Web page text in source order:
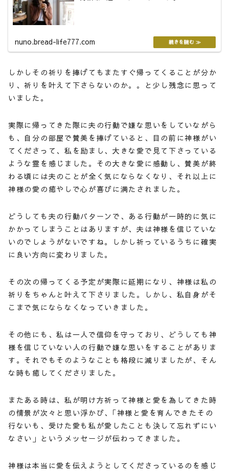
nuno.bread-life777.com
しかしその祈りを捧げてもまたすぐ帰ってくることが分か
り、祈りを叶えて下さらないのか。。と少し残念に思って
いました。
実際に帰ってきた際に夫の行動で嫌な思いをしていながら
も、自分の部屋で賛美を捧げていると、目の前に神様がい
てくださって、私を励まし、大きな愛で見て下さっている
ような霊を感じました。その大きな愛に感動し、賛美が終
わる頃には夫のことが全く気にならなくなり、それ以上に
神様の愛の癒やしで心が喜びに満たされました。
どうしても夫の行動パターンで、ある行動が一時的に気に
かかってしまうことはありますが、夫は神様を信じていな
いのでしょうがないですね。しかし祈っているうちに確実
に良い方向に変わりました。
その次の帰ってくる予定が実際に延期になり、神様は私の
祈りをちゃんと叶えて下さりました。しかし、私自身がそ
こまで気にならなくなっていきました。
その他にも、私は一人で信仰を守っており、どうしても神
様を信じていない人の行動で嫌な思いをすることがありま
す。それでもそのようなことも格段に減りましたが、そん
な時も癒してくださりました。
またある時は、私が明け方祈って神様と愛を為してきた時
の情景が次々と思い浮かび、｢神様と愛を育んできたその
行ないも、受けた愛も私が愛したことも決して忘れずにい
なさい」というメッセージが伝わってきました。
神様は本当に愛を伝えようとしてくださっているのを感じ